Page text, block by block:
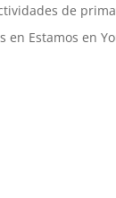
de
en Estamos en